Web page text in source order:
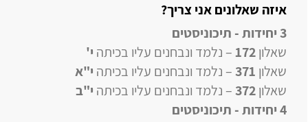
איזה שאלונים אני צריך?
3 יחידות - תיכוניסטים
שאלון172– נלמד ונבחנים עליו בכיתה י'
שאלון 371– נלמד ונבחנים עליו בכיתה י"א
שאלון372– נלמד ונבחנים עליו בכיתה י"ב
4 יחידות
- תיכוניסטים